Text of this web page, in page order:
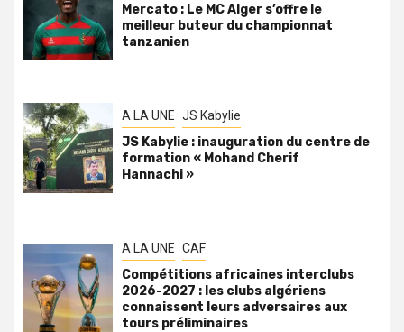
Mercato : Le MC Alger s’offre le
meilleur buteur du championnat
tanzanien
A LA UNE JS Kabylie
JS Kabylie : inauguration du centre de
formation « Mohand Cherif
Hannachi »
A LA UNE CAF
Compétitions africaines interclubs
2026-2027 : les clubs algériens
connaissent leurs adversaires aux
tours préliminaires